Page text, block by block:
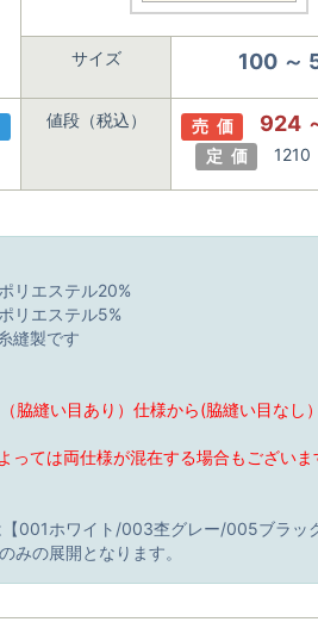
サイズ 100 ～
値段（税込） 売 価 924
定 価 1210
リエステル20%
リエステル5%
縫製です
脇縫い目あり）仕様から(脇縫い目なし
っては両仕様が混在する場合もございま
001ホワイト/003杢グレー/005ブラッ
みの展開となります。